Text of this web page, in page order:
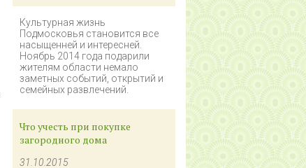
Культурная жизнь
Подмосковья становится все
насыщенней и интересней.
Ноябрь 2014 года подарили
жителям области немало
заметных событий, открытий и
семейных развлечений.
Что учесть при покупке
загородного дома
31.10.2015